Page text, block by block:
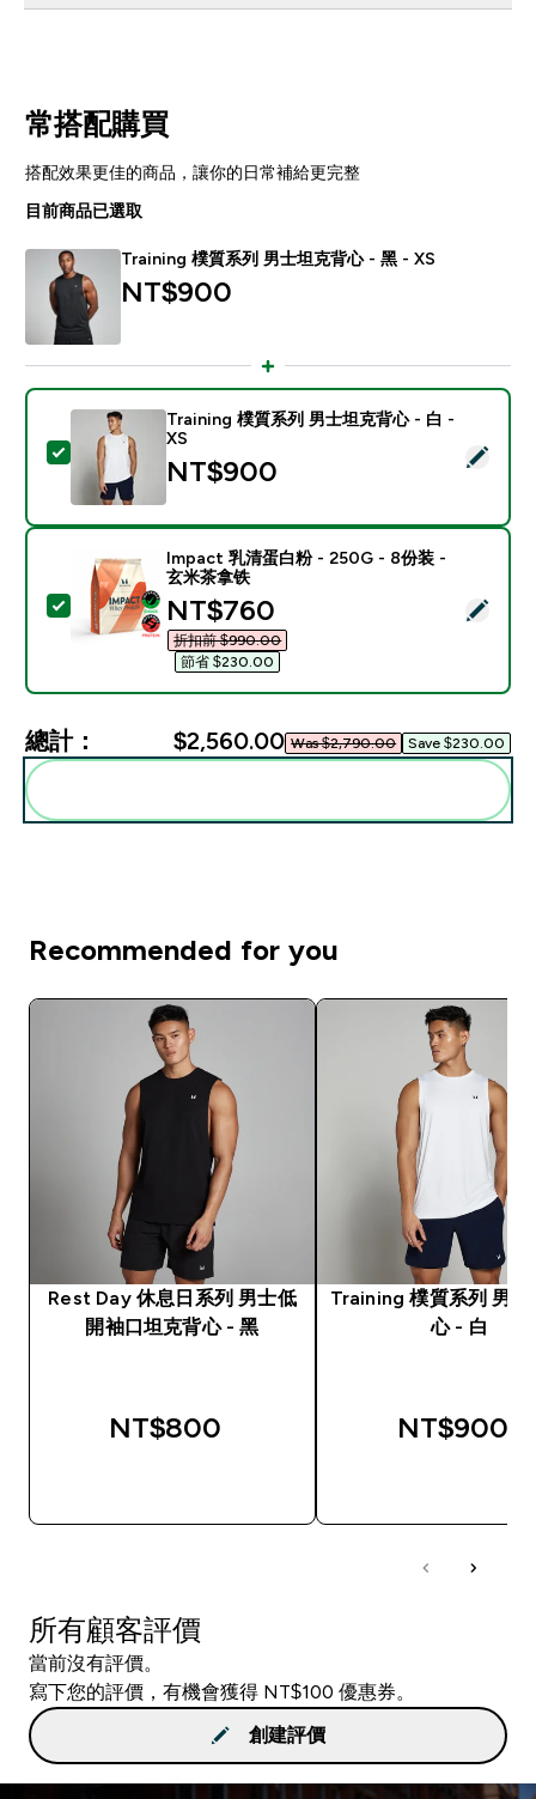
常搭配購買
搭配效果更佳的商品，讓你的日常補給更完整
目前商品已選取
Training 樸質系列 男士坦克背心 - 黑 - XS
NT$900‎
選取此商品 - Training 樸質系列 男士坦克背心 - 白 - XS
Training 樸質系列 男士坦克背心 - 白 -
XS
NT$900‎
選取此商品 - Impact 乳清蛋白粉 - 250G - 8份装 - 玄
Impact 乳清蛋白粉 - 250G - 8份装 -
玄米茶拿铁
discounted price
NT$760‎
折扣前 $990.00‎
節省 $230.00‎
總計： $2,560.00‎ Was $2,790.00‎ Save $230.00‎
Recommended for you
Rest Day 休息日系列 男士低
開袖口坦克背心 - 黑
NT$800‎
Training 樸質系列 男士
心 - 白
NT$900‎
所有顧客評價
當前沒有評價。
寫下您的評價，有機會獲得 NT$100 優惠券。
創建評價